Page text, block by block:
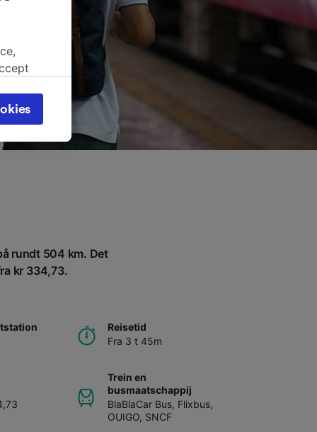
rundt 504 km. Det
kr 334,73.
Reisetid
Fra 3 t 45m
Trein en
busmaatschappij
BlaBlaCar Bus, Flixbus,
OUIGO, SNCF
page.